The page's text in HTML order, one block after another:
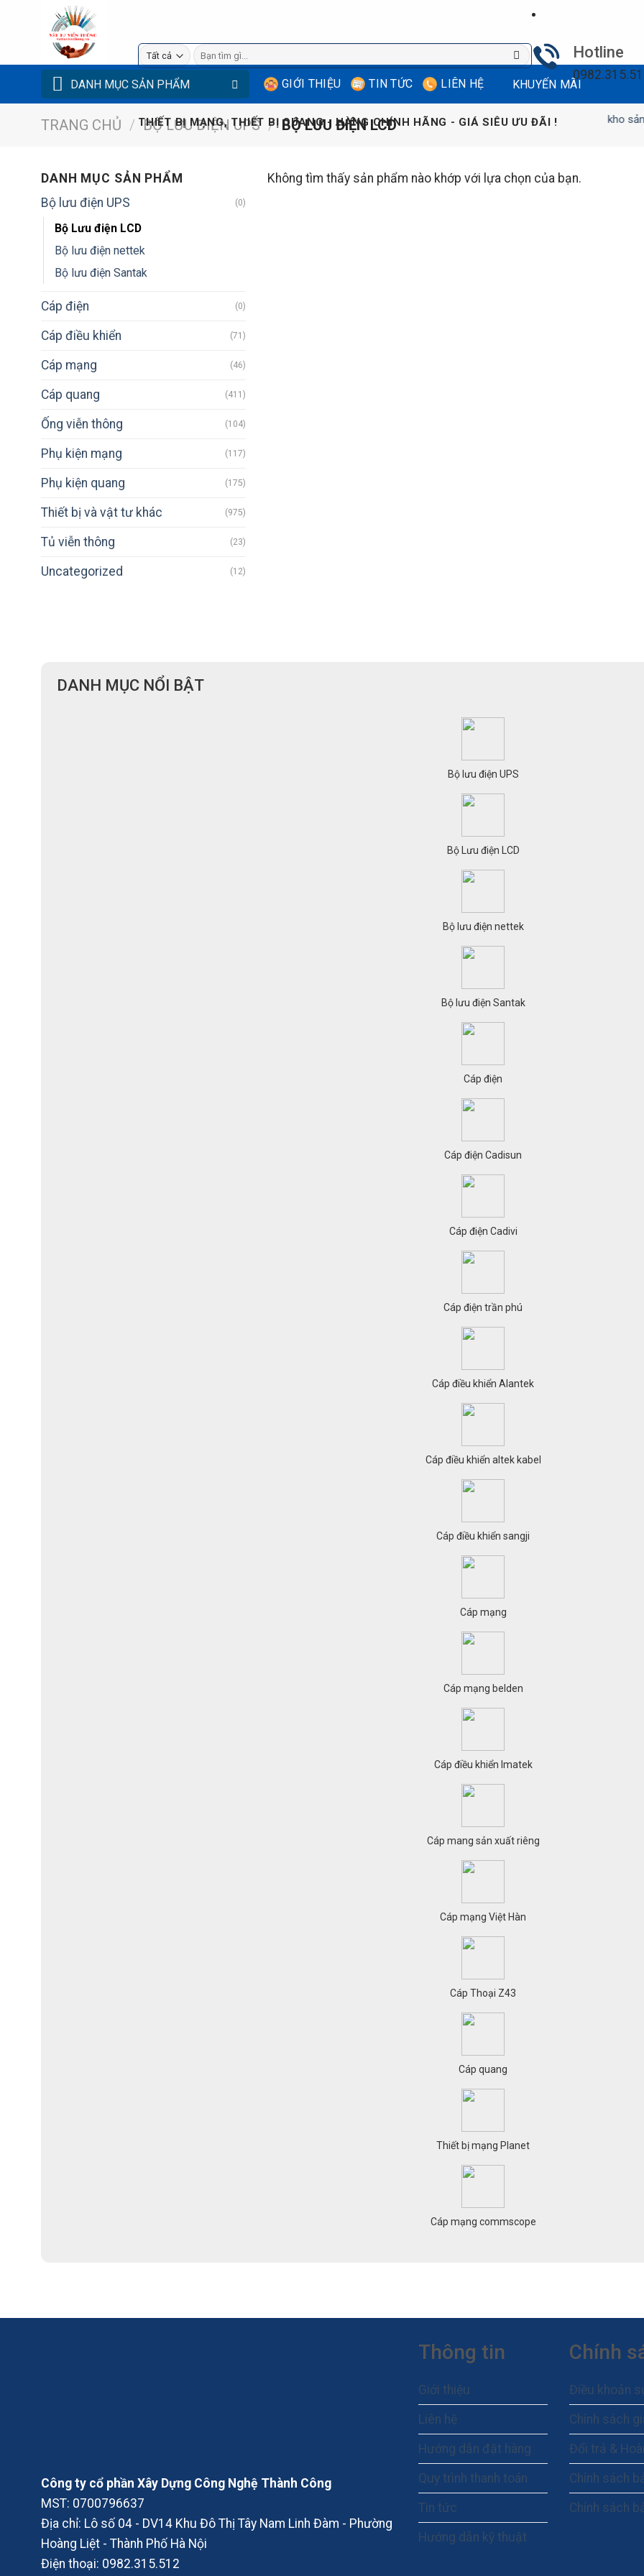
Tìm
kiếm:
Hotline
THIẾT BỊ MẠNG, THIẾT BỊ QUANG - HÀNG CHÍNH HÃNG - GIÁ SIÊU ƯU ĐÃI !Giảm giá, Xả kho sản
DANH MỤC SẢN PHẨM GIỚI THIỆU TIN TỨC LIÊN HỆ KHUYẾN MÃI
TRANG CHỦ / BỘ LƯU ĐIỆN UPS / BỘ LƯU ĐIỆN LCD
DANH MỤC SẢN PHẨM
Bộ lưu điện UPS
(0)
Bộ Lưu điện LCD
Bộ lưu điện nettek
Bộ lưu điện Santak
Cáp điện (0)
Cáp điều khiển (71)
Cáp mạng (46)
Cáp quang (411)
Ống viễn thông (104)
Phụ kiện mạng (117)
Phụ kiện quang (175)
Thiết bị và vật tư khác (975)
Tủ viễn thông (23)
Uncategorized (12)
Không tìm thấy sản phẩm nào khớp với lựa chọn của bạn.
DANH MỤC NỔI BẬT
Bộ lưu điện UPS
Bộ Lưu điện LCD
Bộ lưu điện nettek
Bộ lưu điện Santak
Cáp điện
Cáp điện Cadisun
Cáp điện Cadivi
Cáp điện trần phú
Cáp điều khiển Alantek
Cáp điều khiển altek kabel
Cáp điều khiển sangji
Cáp mạng
Cáp mạng belden
Cáp điều khiển Imatek
Cáp mang sản xuất riêng
Cáp mạng Việt Hàn
Cáp Thoại Z43
Cáp quang
Thiết bị mạng Planet
Cáp mạng commscope
Công ty cổ phần Xây Dựng Công Nghệ Thành Công
MST: 0700796637
Địa chỉ: Lô số 04 - DV14 Khu Đô Thị Tây Nam Linh Đàm - Phường
Hoàng Liệt - Thành Phố Hà Nội
Điện thoại: 0982.315.512
Thông tin
Giới thiệu
Liên hệ
Hướng dẫn đặt hàng
Quy trình thanh toán
Tin tức
Hướng dẫn kỹ thuật
Chính
Điều khoản
Chính sách
Đổi trả &
Chính sách
Chính sách